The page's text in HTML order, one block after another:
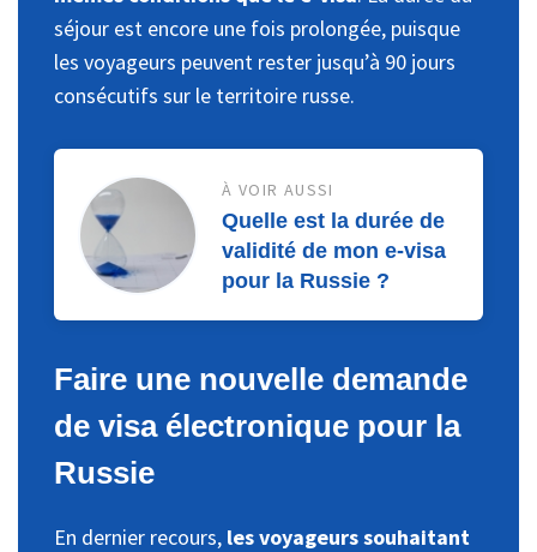
séjour est encore une fois prolongée, puisque
les voyageurs peuvent rester jusqu’à 90 jours
consécutifs sur le territoire russe.
À VOIR AUSSI
Quelle est la durée de
validité de mon e-visa
pour la Russie ?
Faire une nouvelle demande
de visa électronique pour la
Russie
En dernier recours, les voyageurs souhaitant